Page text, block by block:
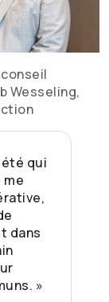
Wesseling,
qui
me
dans
»